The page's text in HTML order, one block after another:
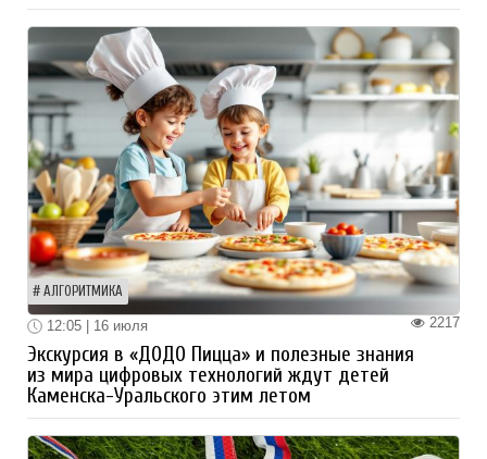
АЛГОРИТМИКА
2217
12:05 | 16 июля
Экскурсия в «ДОДО Пицца» и полезные знания
из мира цифровых технологий ждут детей
Каменска-Уральского этим летом